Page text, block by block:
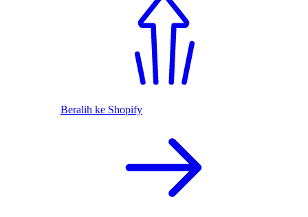
Beralih ke Shopify